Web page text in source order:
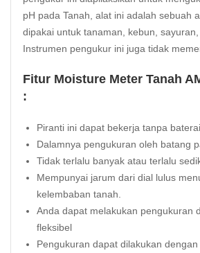
pH pada Tanah, alat ini adalah sebuah
dipakai untuk tanaman, kebun,
Instrumen pengukur ini juga tidak
Fitur Moisture Meter Tanah
:
Piranti ini dapat bekerja tanpa
Dalamnya pengukuran oleh batang
Tidak terlalu banyak atau terlalu
Mempunyai jarum dari dial lulus
kelembaban tanah.
Anda dapat melakukan pengukuran
fleksibel
Pengukuran dapat dilakukan